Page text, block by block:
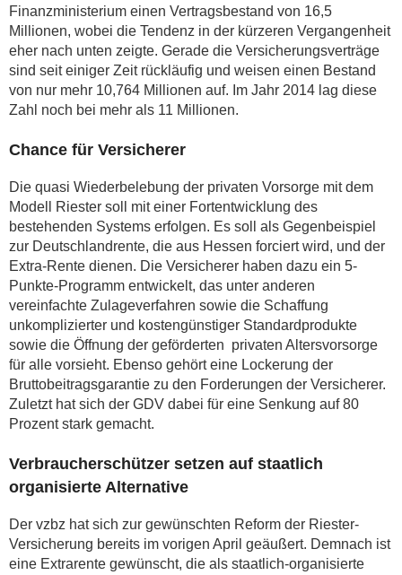
Finanzministerium einen Vertragsbestand von 16,5
Millionen, wobei die Tendenz in der kürzeren Vergangenheit
eher nach unten zeigte. Gerade die Versicherungsverträge
sind seit einiger Zeit rückläufig und weisen einen Bestand
von nur mehr 10,764 Millionen auf. Im Jahr 2014 lag diese
Zahl noch bei mehr als 11 Millionen.
Chance für Versicherer
Die quasi Wiederbelebung der privaten Vorsorge mit dem
Modell Riester soll mit einer Fortentwicklung des
bestehenden Systems erfolgen. Es soll als Gegenbeispiel
zur Deutschlandrente, die aus Hessen forciert wird, und der
Extra-Rente dienen. Die Versicherer haben dazu ein 5-
Punkte-Programm entwickelt, das unter anderen
vereinfachte Zulageverfahren sowie die Schaffung
unkomplizierter und kostengünstiger Standardprodukte
sowie die Öffnung der geförderten privaten Altersvorsorge
für alle vorsieht. Ebenso gehört eine Lockerung der
Bruttobeitragsgarantie zu den Forderungen der Versicherer.
Zuletzt hat sich der GDV dabei für eine Senkung auf 80
Prozent stark gemacht.
Verbraucherschützer setzen auf staatlich
organisierte Alternative
Der vzbz hat sich zur gewünschten Reform der Riester-
Versicherung bereits im vorigen April geäußert. Demnach ist
eine Extrarente gewünscht, die als staatlich-organisierte